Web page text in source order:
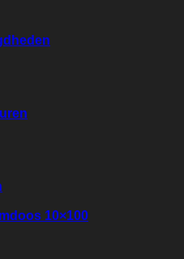
10×100